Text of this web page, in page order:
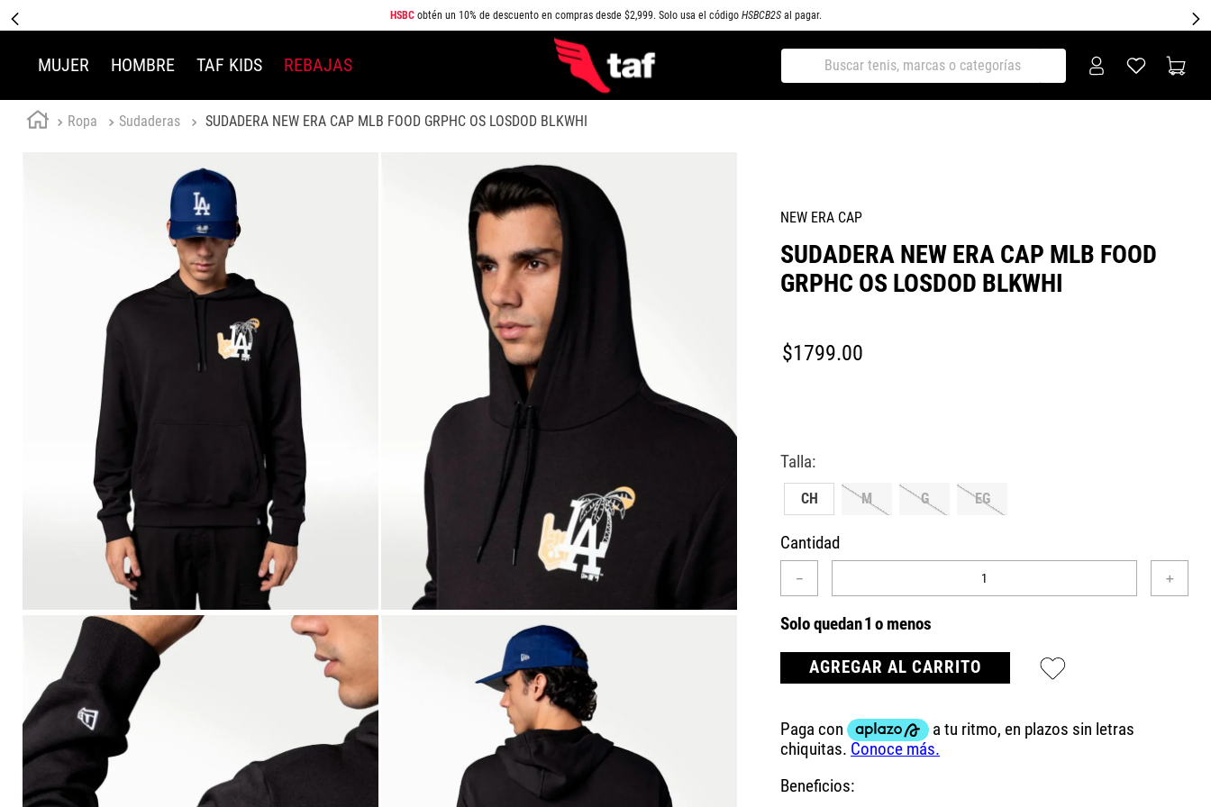
HSBCobtén un 10% de descuento en compras desde $2,999. Solo usa el código HSBCB2Sal pagar.
MUJER HOMBRE TAF KIDS REBAJAS Buscar tenis, marcas o categorías
Ropa Sudaderas SUDADERA NEW ERA CAP MLB FOOD GRPHC OS LOSDOD BLKWHI
NEW ERA CAP
SUDADERA NEW ERA CAP MLB FOOD
GRPHC OS LOSDOD BLKWHI
$1799.00
CH M G EG
Cantidad
＋
－
Solo quedan1 o menos
AGREGAR AL CARRITO
Beneficios:
TÉRMINOS MÁS BUSCADOS
1 . NEW BALANCE
3. AIR FORCE 1
5. SPEEDCAT
6 SPEZIAL
7 . JORDAN 1
. AIR MAX
PUMA SPEEDCAT
CAMPUS